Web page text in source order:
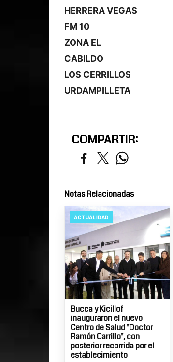
HERRERA VEGAS
FM 10
ZONA EL
CABILDO
LOS CERRILLOS
URDAMPILLETA
COMPARTIR:
Notas Relacionadas
ACTUALIDAD
Bucca y Kicillof
inauguraron el nuevo
Centro de Salud "Doctor
Ramón Carrillo", con
posterior recorrida por el
establecimiento